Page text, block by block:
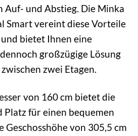
Auf- und Abstieg. Die Minka
Smart vereint diese Vorteile
bietet Ihnen eine
großzügige Lösung
zwei Etagen.
von 160 cm bietet die
Platz für einen bequemen
Geschosshöhe von 305,5 cm